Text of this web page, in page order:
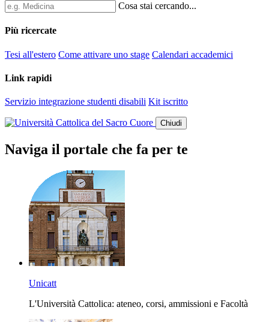
Cosa stai cercando...
Più ricercate
Tesi all'estero Come attivare uno stage Calendari accademici
Link rapidi
Servizio integrazione studenti disabili Kit iscritto
Chiudi
Naviga il portale che fa per te
Unicatt
L'Università Cattolica: ateneo, corsi, ammissioni e Facoltà